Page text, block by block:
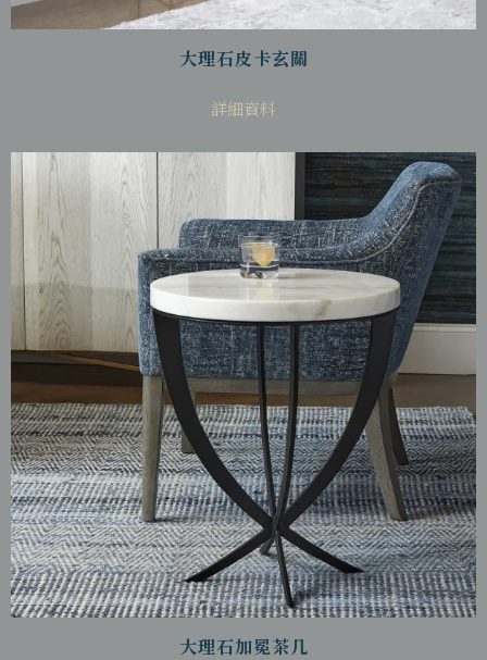
大理石皮卡玄關
詳細資料
大理石加冕茶几